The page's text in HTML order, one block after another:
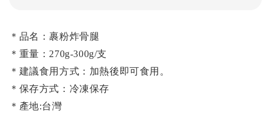
＊品名：裹粉炸骨腿
＊重量：270g-300g/支
＊建議食用方式：加熱後即可食用。
＊保存方式：冷凍保存
＊產地:台灣